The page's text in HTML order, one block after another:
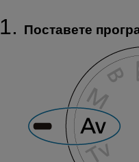
Поставете